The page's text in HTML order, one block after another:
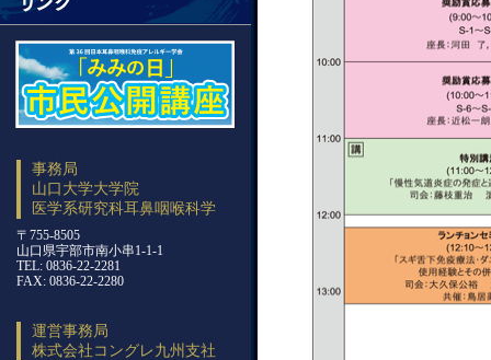
事務局
山口大学大学院
医学系研究科耳鼻咽喉科学
〒755-8505
山口県宇部市南小串1-1-1
TEL: 0836-22-2281
FAX: 0836-22-2280
運営事務局
株式会社コングレ九州支社